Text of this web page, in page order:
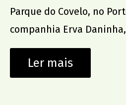
Parque do Covelo, no
companhia Erva
Ler mais